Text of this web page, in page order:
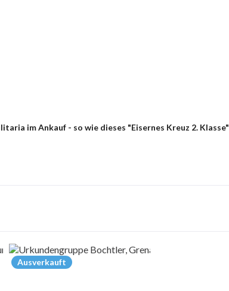
im Ankauf - so wie dieses "Eisernes Kreuz 2. Klasse"
Ausverkauft